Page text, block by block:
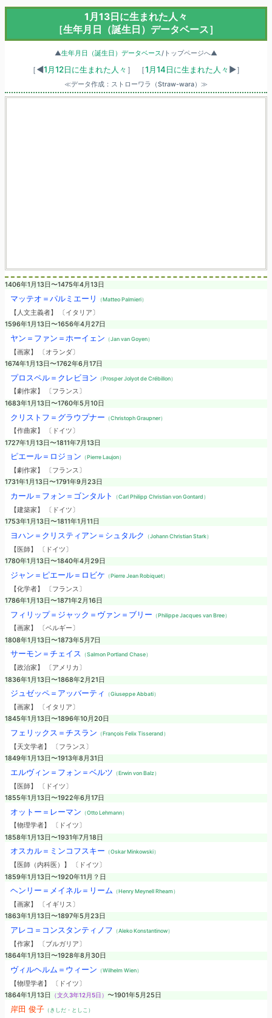
1月13日に生まれた人々
［生年月日（誕生日）データベース］
▲生年月日（誕生日）データベース/トップページへ▲
［◀1月12日に生まれた人々 ］ ［1月14日に生まれた人々 ▶］
≪データ作成：ストローワラ（Straw-wara）≫
1406年1月13日〜1475年4月13日
マッテオ＝パルミエーリ （Matteo Palmieri）
【人文主義者】 〔イタリア〕
1596年1月13日〜1656年4月27日
ヤン＝ファン＝ホーイェン （Jan van Goyen）
【画家】 〔オランダ〕
1674年1月13日〜1762年6月17日
プロスペル＝クレビヨン （Prosper Jolyot de Crébillon）
【劇作家】 〔フランス〕
1683年1月13日〜1760年5月10日
クリストフ＝グラウプナー （Christoph Graupner）
【作曲家】 〔ドイツ〕
1727年1月13日〜1811年7月13日
ピエール＝ロジョン （Pierre Laujon）
【劇作家】 〔フランス〕
1731年1月13日〜1791年9月23日
カール＝フォン＝ゴンタルト （Carl Philipp Christian von Gontard）
【建築家】 〔ドイツ〕
1753年1月13日〜1811年1月11日
ヨハン＝クリスティアン＝シュタルク （Johann Christian Stark）
【医師】 〔ドイツ〕
1780年1月13日〜1840年4月29日
ジャン＝ピエール＝ロビケ （Pierre Jean Robiquet）
【化学者】 〔フランス〕
1786年1月13日〜1871年2月16日
フィリップ＝ジャック＝ヴァン＝ブリー （Philippe Jacques van Bree）
【画家】 〔ベルギー〕
1808年1月13日〜1873年5月7日
サーモン＝チェイス （Salmon Portland Chase）
【政治家】 〔アメリカ〕
1836年1月13日〜1868年2月21日
ジュゼッペ＝アッバーティ （Giuseppe Abbati）
【画家】 〔イタリア〕
1845年1月13日〜1896年10月20日
フェリックス＝チスラン （François Felix Tisserand）
【天文学者】 〔フランス〕
1849年1月13日〜1913年8月31日
エルヴィン＝フォン＝ベルツ （Erwin von Balz）
【医師】 〔ドイツ〕
1855年1月13日〜1922年6月17日
オットー＝レーマン （Otto Lehmann）
【物理学者】 〔ドイツ〕
1858年1月13日〜1931年7月18日
オスカル＝ミンコフスキー （Oskar Minkowski）
【医師（内科医）】 〔ドイツ〕
1859年1月13日〜1920年11月？日
ヘンリー＝メイネル＝リーム （Henry Meynell Rheam）
【画家】 〔イギリス〕
1863年1月13日〜1897年5月23日
アレコ＝コンスタンティノフ （Aleko Konstantinow）
【作家】 〔ブルガリア〕
1864年1月13日〜1928年8月30日
ヴィルヘルム＝ウィーン （Wilhelm Wien）
【物理学者】 〔ドイツ〕
1864年1月13日
（文久3年12月5日） 〜1901年5月25日
岸田 俊子（きしだ・としこ）